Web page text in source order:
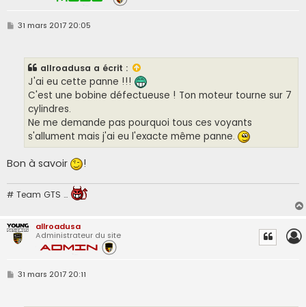
M
31 mars 2017 20:05
allroadusa a écrit :
J'ai eu cette panne !!!
C'est une bobine défectueuse ! Ton moteur tourne sur 7
cylindres.
Ne me demande pas pourquoi tous ces voyants
s'allument mais j'ai eu l'exacte même panne.
Bon à savoir !
# Team GTS …
allroadusa
Administrateur du site
M
31 mars 2017 20:11